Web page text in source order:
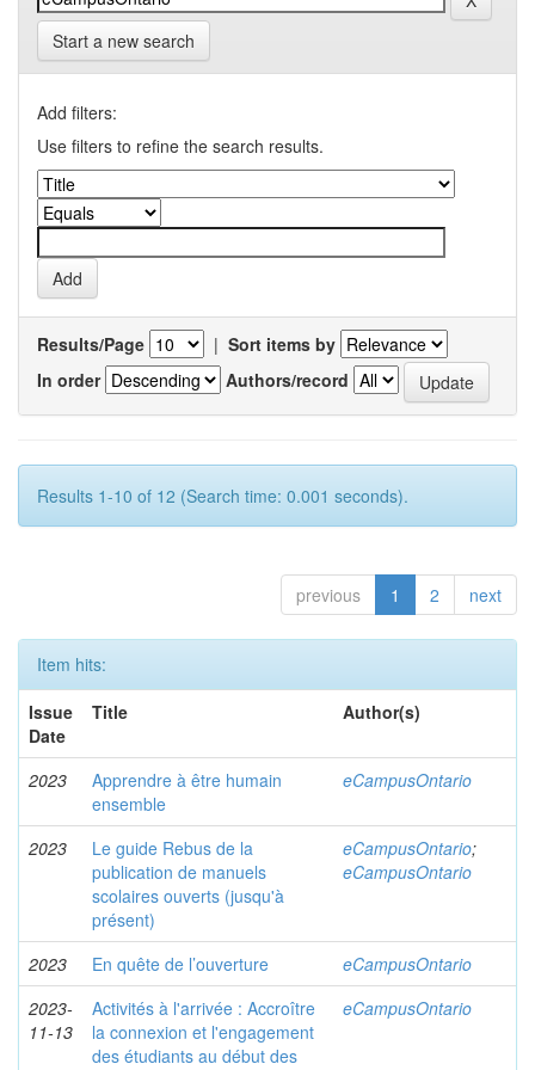
Start a new search
Add filters:
Use filters to refine the search results.
Results/Page | Sort items by
In order
Authors/record
Results 1-10 of 12 (Search time: 0.001 seconds).
previous 1 2 next
Item hits:
Issue
Date
Title Author(s)
2023
Apprendre à être humain
ensemble
eCampusOntario
2023
Le guide Rebus de la
publication de manuels
scolaires ouverts (jusqu'à
présent)
eCampusOntario;
eCampusOntario
2023 En quête de l’ouverture
eCampusOntario
2023-
11-13
Activités à l'arrivée : Accroître
la connexion et l'engagement
des étudiants au début des
eCampusOntario